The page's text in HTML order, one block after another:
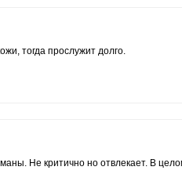
тогда прослужит долго.
Не критично но отвлекает. В